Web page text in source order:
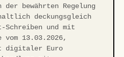
bewährten Regelung
deckungsgleich
Schreiben und mit
vom 13.03.2026,
digitaler Euro